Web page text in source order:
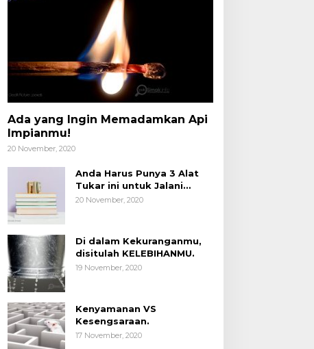
Ada yang Ingin Memadamkan Api
Impianmu!
20 November, 2020
Anda Harus Punya 3 Alat
Tukar ini untuk Jalani
Hidup.
20 November, 2020
Di dalam Kekuranganmu,
disitulah KELEBIHANMU.
19 November, 2020
Kenyamanan VS
Kesengsaraan.
17 November, 2020